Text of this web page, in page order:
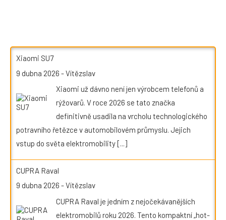
Xiaomi SU7
9 dubna 2026 -Vítězslav
Xiaomi už dávno není jen výrobcem telefonů a
rýžovarů. V roce 2026 se tato značka
definitivně usadila na vrcholu technologického
potravního řetězce v automobilovém průmyslu. Jejich
vstup do světa elektromobility[...]
CUPRA Raval
9 dubna 2026 -Vítězslav
CUPRA Raval je jedním z nejočekávanějších
elektromobilů roku 2026. Tento kompaktní „hot-